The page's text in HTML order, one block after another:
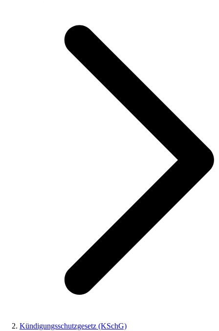
Kündigungsschutzgesetz (KSchG)